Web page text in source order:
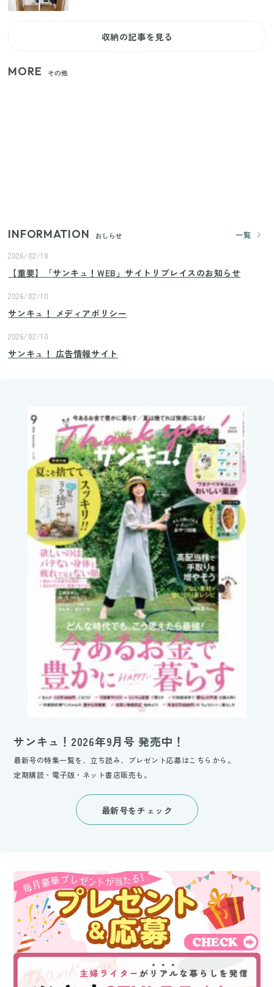
収納の記事を見る
MORE その他
INFORMATION おしらせ
一覧
2026/02/18
【重要】「サンキュ！WEB」サイトリプレイスのお知らせ
2026/02/10
サンキュ！ メディアポリシー
2026/02/10
サンキュ！ 広告情報サイト
サンキュ！2026年9月号 発売中！
最新号の特集一覧を、立ち読み、プレゼント応募はこちらから。
定期購読・電子版・ネット書店販売も。
最新号をチェック